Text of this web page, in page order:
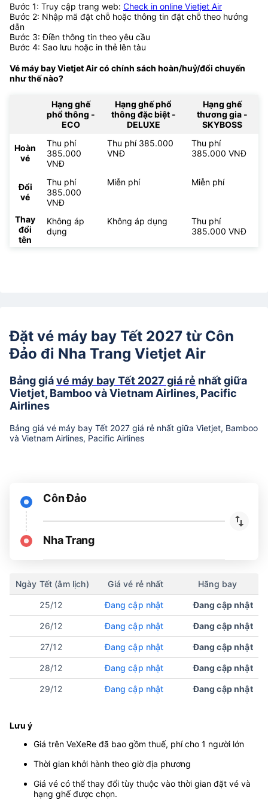
Bước 1: Truy cập trang web: Check in online Vietjet Air
Bước 2: Nhập mã đặt chỗ hoặc thông tin đặt chỗ theo hướng
dẫn
Bước 3: Điền thông tin theo yêu cầu
Bước 4: Sao lưu hoặc in thẻ lên tàu
Vé máy bay Vietjet Air có chính sách hoàn/huỷ/đổi chuyến
như thế nào?
Hạng ghế
phổ thông -
ECO
Hạng ghế phổ
thông đặc biệt -
DELUXE
Hạng ghế
thương gia -
SKYBOSS
Hoàn
vé
Thu phí
385.000
VNĐ
Thu phí 385.000
VNĐ
Thu phí
385.000 VNĐ
Đổi
vé
Thu phí
385.000
VNĐ
Miễn phí Miễn phí
Thay
đổi
tên
Không áp
dụng
Không áp dụng
Thu phí
385.000 VNĐ
Đặt vé máy bay Tết 2027 từ Côn
Đảo đi Nha Trang Vietjet Air
Bảng giávé máy bay Tết 2027 giá rẻ nhất giữa
Vietjet, Bamboo và Vietnam Airlines, Pacific
Airlines
Bảng giá vé máy bay Tết 2027 giá rẻ nhất giữa Vietjet, Bamboo
và Vietnam Airlines, Pacific Airlines
Côn Đảo
Nha Trang
Ngày Tết (âm lịch) Giá vé rẻ nhất Hãng bay
25/12 Đang cập nhật Đang cập nhật
26/12 Đang cập nhật Đang cập nhật
27/12 Đang cập nhật Đang cập nhật
28/12 Đang cập nhật Đang cập nhật
29/12 Đang cập nhật Đang cập nhật
Lưu ý
Giá trên VeXeRe đã bao gồm thuế, phí cho 1 người lớn
Thời gian khởi hành theo giờ địa phương
Giá vé có thể thay đổi tùy thuộc vào thời gian đặt vé và
hạng ghế được chọn.